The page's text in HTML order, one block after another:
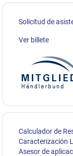
Solicitud de
Ver billete
Calculador de
Caracterización
Asesor de